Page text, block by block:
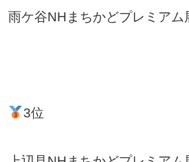
雨ケ谷NHまちかどプレミアム
3位